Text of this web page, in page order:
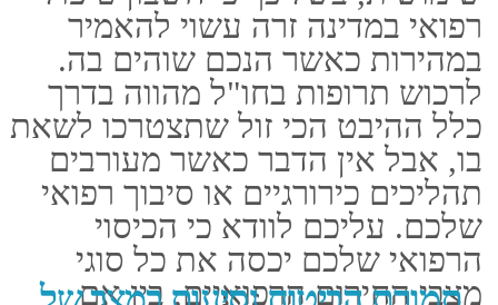
מבוטחים, מהווה עבורכם את
השקט הנפשי ומבטיח לכם שאין
תידרשו לשאת בהוצאות עבור
חופשה שהנכם מבטלים אותה.​
טלפון: 03-5107777
נייד: 050-5346371
מייל: LIOR@LIOR-INS.CO.IL